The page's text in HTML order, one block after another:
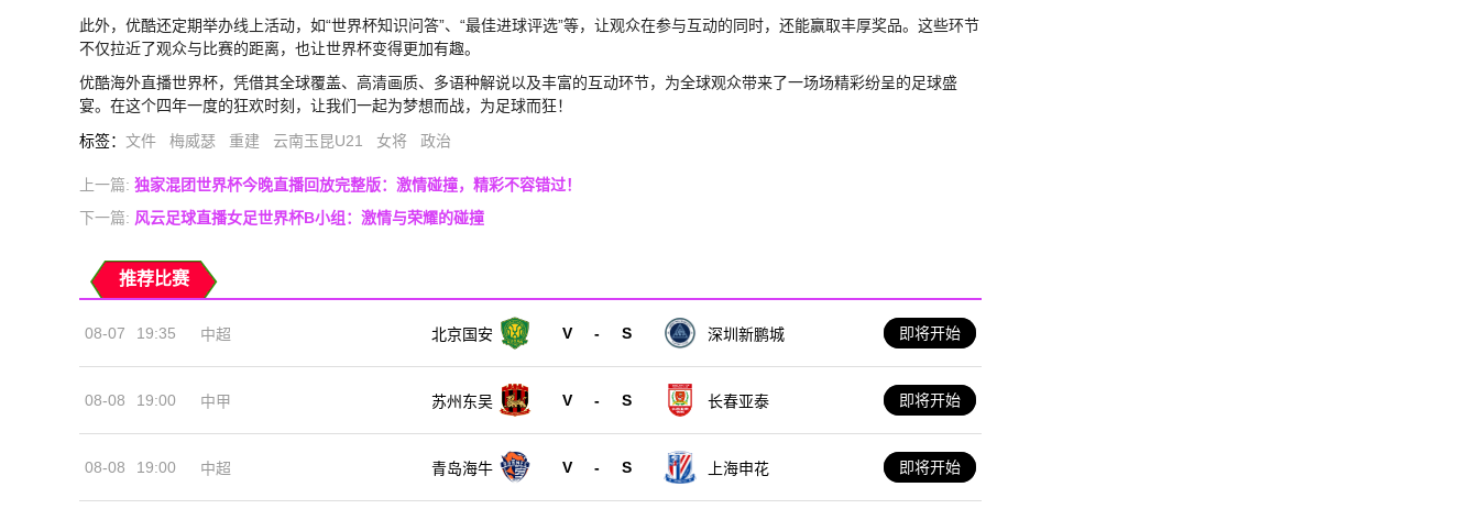
此外，优酷还定期举办线上活动，如“世界杯知识问答”、“最佳进球评选”等，让观众在参与互动的同时，还能赢取丰厚奖品。这些环节
不仅拉近了观众与比赛的距离，也让世界杯变得更加有趣。
优酷海外直播世界杯，凭借其全球覆盖、高清画质、多语种解说以及丰富的互动环节，为全球观众带来了一场场精彩纷呈的足球盛
宴。在这个四年一度的狂欢时刻，让我们一起为梦想而战，为足球而狂！
标签： 文件 梅威瑟 重建 云南玉昆U21 女将 政治
上一篇: 独家混团世界杯今晚直播回放完整版：激情碰撞，精彩不容错过！
下一篇: 风云足球直播女足世界杯B小组：激情与荣耀的碰撞
推荐比赛
08-07 19:35 中超 北京国安 V - S 深圳新鹏城 即将开始
08-08 19:00 中甲 苏州东吴 V - S 长春亚泰 即将开始
08-08 19:00 中超 青岛海牛 V - S 上海申花 即将开始